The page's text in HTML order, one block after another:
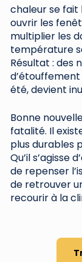
chaleur se fait
ouvrir les
multiplier les
température
Résultat : des
d’étouffement
été, devient
Bonne
fatalité. Il
plus durables
Qu’il s’agisse
de repenser
de retrouver
recourir à la